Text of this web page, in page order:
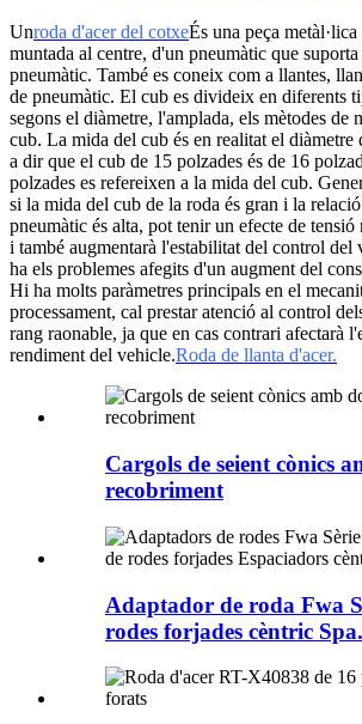
Unroda d'acer del cotxeÉs una peça
muntada al centre, d'un pneumàtic que
pneumàtic. També es coneix com a llantes,
de pneumàtic. El cub es divideix en diferents
segons el diàmetre, l'amplada, els mètodes de
cub. La mida del cub és en realitat el
a dir que el cub de 15 polzades és de 16
polzades es refereixen a la mida del cub.
si la mida del cub de la roda és gran i la
pneumàtic és alta, pot tenir un efecte de
i també augmentarà l'estabilitat del control del
ha els problemes afegits d'un augment del
Hi ha molts paràmetres principals en el
processament, cal prestar atenció al control
rang raonable, ja que en cas contrari afectarà
rendiment del vehicle.Roda de llanta d'acer.
Cargols de seient cònics
recobriment
Adaptador de roda Fwa
rodes forjades cèntric